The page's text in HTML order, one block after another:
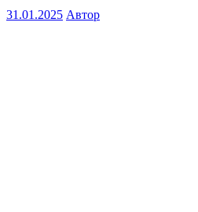
31.01.2025 Автор